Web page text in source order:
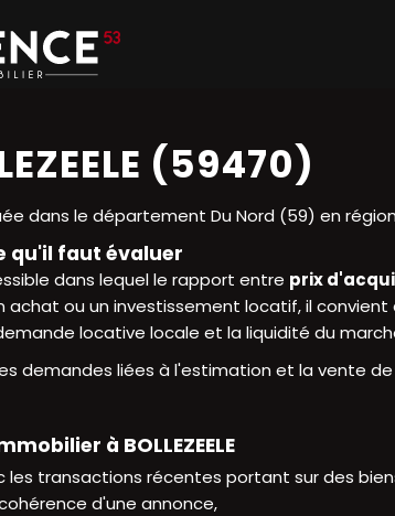
(59470)
dans le département Du Nord (59) en
qu'il faut évaluer
dans lequel le rapport entre prix
achat ou un investissement locatif, il
locative locale et la liquidité du
demandes liées à l'estimation et la vente
à BOLLEZEELE
les transactions récentes portant sur des
d'une annonce,